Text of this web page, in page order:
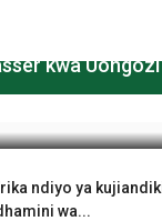
kwa
ndiyo ya
wa...